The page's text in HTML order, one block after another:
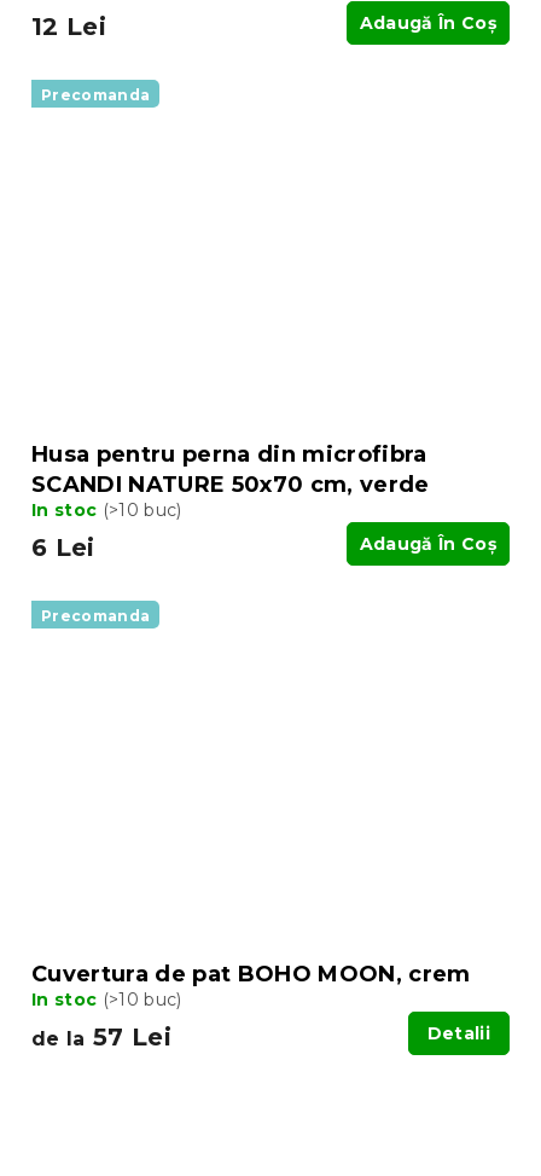
12 Lei Adaugă În Coş
Precomanda
Husa pentru perna din microfibra
SCANDI NATURE 50x70 cm, verde
In stoc (>10 buc)
6 Lei Adaugă În Coş
Precomanda
Cuvertura de pat BOHO MOON, crem
In stoc (>10 buc)
de la 57 Lei Detalii